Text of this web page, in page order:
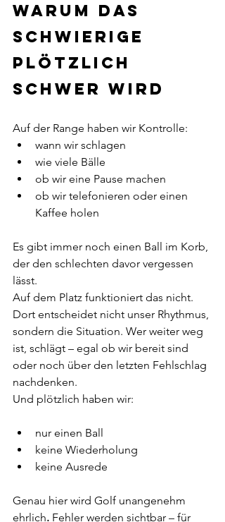
Warum das
Schwierige
plötzlich
schwer wird
Auf der Range haben wir Kontrolle:
wann wir schlagen
wie viele Bälle
ob wir eine Pause machen
ob wir telefonieren oder einen
Kaffee holen
Es gibt immer noch einen Ball im Korb,
der den schlechten davor vergessen
lässt.
Auf dem Platz funktioniert das nicht.
Dort entscheidet nicht unser Rhythmus,
sondern die Situation. Wer weiter weg
ist, schlägt – egal ob wir bereit sind
oder noch über den letzten Fehlschlag
nachdenken.
Und plötzlich haben wir:
nur einen Ball
keine Wiederholung
keine Ausrede
Genau hier wird Golf unangenehm
ehrlich. Fehler werden sichtbar – für